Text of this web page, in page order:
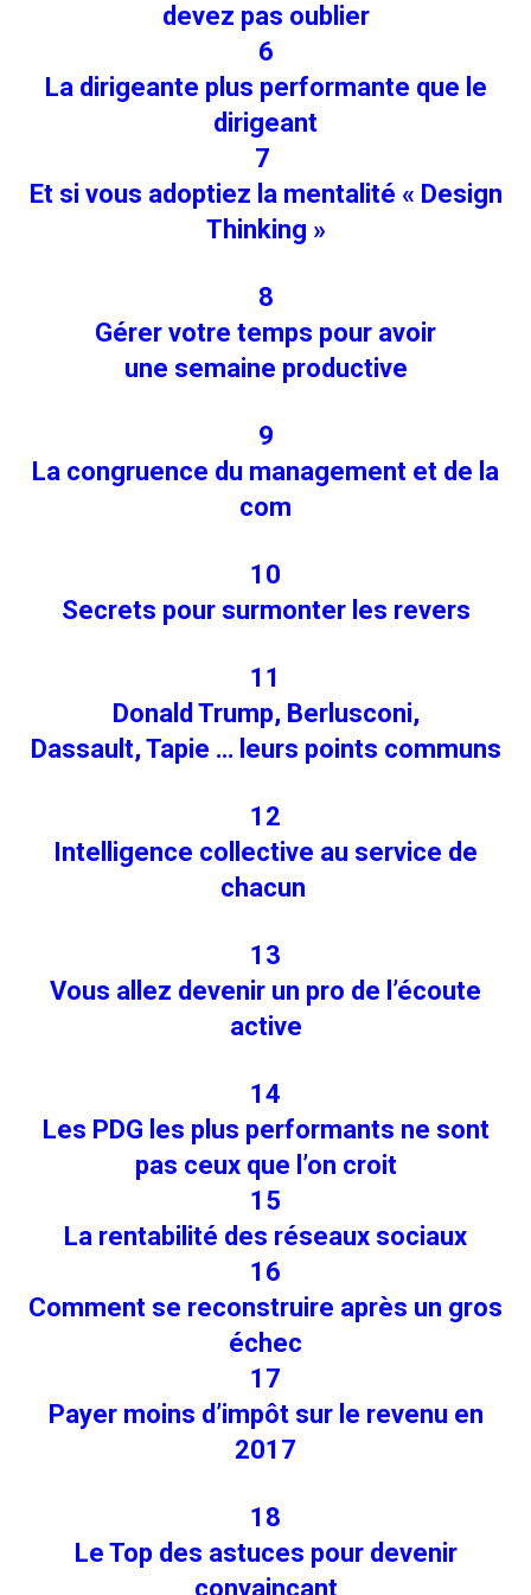
devez pas oublier
6
La dirigeante plus performante que le
dirigeant
7
Et si vous adoptiez la mentalité « Design
Thinking »
8
Gérer votre temps pour avoir
une semaine productive
9
La congruence du management et de la
com
10
Secrets pour surmonter les revers
11
Donald Trump, Berlusconi,
Dassault, Tapie … leurs points communs
12
Intelligence collective au service de
chacun
13
Vous allez devenir un pro de l’écoute
active
14
Les PDG les plus performants ne sont
pas ceux que l’on croit
15
La rentabilité des réseaux sociaux
16
Comment se reconstruire après un gros
échec
17
Payer moins d’impôt sur le revenu en
2017
18
Le Top des astuces pour devenir
convaincant